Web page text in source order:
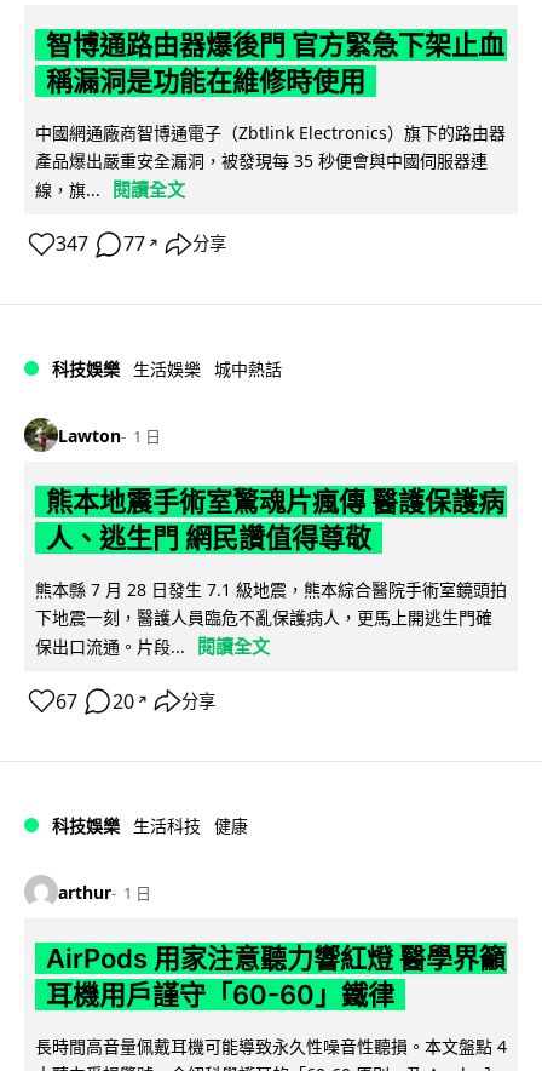
智博通路由器爆後門 官方緊急下架止血
稱漏洞是功能在維修時使用
中國網通廠商智博通電子（Zbtlink Electronics）旗下的路由器
產品爆出嚴重安全漏洞，被發現每 35 秒便會與中國伺服器連
線，旗...
閱讀全文
347 77 ↗ 分享
科技娛樂 生活娛樂 城中熱話
Lawton 1 日
熊本地震手術室驚魂片瘋傳 醫護保護病
人、逃生門 網民讚值得尊敬
熊本縣 7 月 28 日發生 7.1 級地震，熊本綜合醫院手術室鏡頭拍
下地震一刻，醫護人員臨危不亂保護病人，更馬上開逃生門確
保出口流通。片段...
閱讀全文
67 20 ↗ 分享
科技娛樂 生活科技 健康
arthur 1 日
AirPods 用家注意聽力響紅燈 醫學界籲
耳機用戶謹守「60-60」鐵律
長時間高音量佩戴耳機可能導致永久性噪音性聽損。本文盤點 4